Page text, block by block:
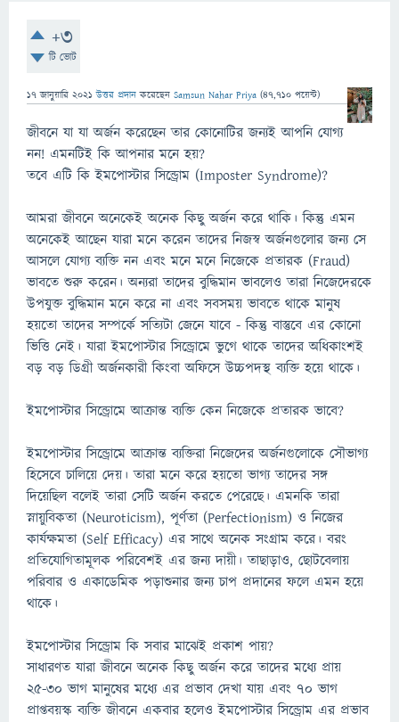
+3
টি ভোট
17 জানুয়ারি 2021 উত্তর প্রদান করেছেন Samsun Nahar Priya (47,710 পয়েন্ট)
জীবনে যা যা অর্জন করেছেন তার কোনোটির জন্যই আপনি যোগ্য
নন! এমনটিই কি আপনার মনে হয়?
তবে এটি কি ইমপোস্টার সিন্ড্রোম (Imposter Syndrome)?
আমরা জীবনে অনেকেই অনেক কিছু অর্জন করে থাকি। কিন্তু এমন
অনেকেই আছেন যারা মনে করেন তাদের নিজস্ব অর্জনগুলোর জন্য সে
আসলে যোগ্য ব্যক্তি নন এবং মনে মনে নিজেকে প্রতারক (Fraud)
ভাবতে শুরু করেন। অন্যরা তাদের বুদ্ধিমান ভাবলেও তারা নিজেদেরকে
উপযুক্ত বুদ্ধিমান মনে করে না এবং সবসময় ভাবতে থাকে মানুষ
হয়তো তাদের সম্পর্কে সত্যিটা জেনে যাবে - কিন্তু বাস্তুবে এর কোনো
ভিত্তি নেই। যারা ইমপোস্টার সিন্ড্রোমে ভুগে থাকে তাদের অধিকাংশই
বড় বড় ডিগ্রী অর্জনকারী কিংবা অফিসে উচ্চপদস্থ ব্যক্তি হয়ে থাকে।
ইমপোস্টার সিন্ড্রোমে আক্রান্ত ব্যক্তি কেন নিজেকে প্রতারক ভাবে?
ইমপোস্টার সিন্ড্রোমে আক্রান্ত ব্যক্তিরা নিজেদের অর্জনগুলোকে সৌভাগ্য
হিসেবে চালিয়ে দেয়। তারা মনে করে হয়তো ভাগ্য তাদের সঙ্গ
দিয়েছিল বলেই তারা সেটি অর্জন করতে পেরেছে। এমনকি তারা
স্নায়ুবিকতা (Neuroticism), পূর্ণতা (Perfectionism) ও নিজের
কার্যক্ষমতা (Self Efficacy) এর সাথে অনেক সংগ্রাম করে। বরং
প্রতিযোগিতামূলক পরিবেশই এর জন্য দায়ী। তাছাড়াও, ছোটবেলায়
পরিবার ও একাডেমিক পড়াশুনার জন্য চাপ প্রদানের ফলে এমন হয়ে
থাকে।
ইমপোস্টার সিন্ড্রোম কি সবার মাঝেই প্রকাশ পায়?
সাধারণত যারা জীবনে অনেক কিছু অর্জন করে তাদের মধ্যে প্রায়
২৫-৩০ ভাগ মানুষের মধ্যে এর প্রভাব দেখা যায় এবং ৭০ ভাগ
প্রাপ্তবয়স্ক ব্যক্তি জীবনে একবার হলেও ইমপোস্টার সিন্ড্রোম এর প্রভাব